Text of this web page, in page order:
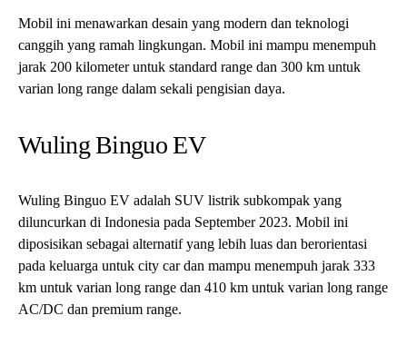
Mobil ini menawarkan desain yang modern dan teknologi
canggih yang ramah lingkungan. Mobil ini mampu menempuh
jarak 200 kilometer untuk standard range dan 300 km untuk
varian long range dalam sekali pengisian daya.
Wuling Binguo EV
Wuling Binguo EV adalah SUV listrik subkompak yang
diluncurkan di Indonesia pada September 2023. Mobil ini
diposisikan sebagai alternatif yang lebih luas dan berorientasi
pada keluarga untuk city car dan mampu menempuh jarak 333
km untuk varian long range dan 410 km untuk varian long range
AC/DC dan premium range.